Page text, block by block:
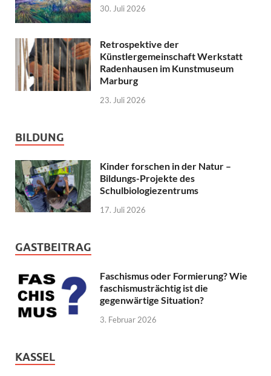
30. Juli 2026
Retrospektive der
Künstlergemeinschaft Werkstatt
Radenhausen im Kunstmuseum
Marburg
23. Juli 2026
BILDUNG
Kinder forschen in der Natur –
Bildungs-Projekte des
Schulbiologiezentrums
17. Juli 2026
GASTBEITRAG
Faschismus oder Formierung? Wie
faschismusträchtig ist die
gegenwärtige Situation?
3. Februar 2026
KASSEL